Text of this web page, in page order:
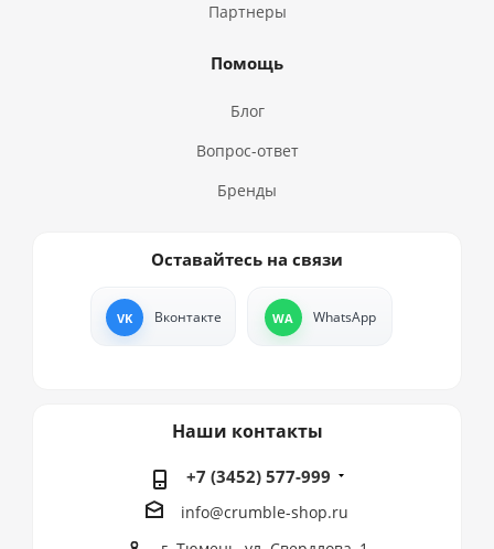
Партнеры
Помощь
Блог
Вопрос-ответ
Бренды
Оставайтесь на связи
Вконтакте WhatsApp
Наши контакты
+7 (3452) 577-999
info@crumble-shop.ru